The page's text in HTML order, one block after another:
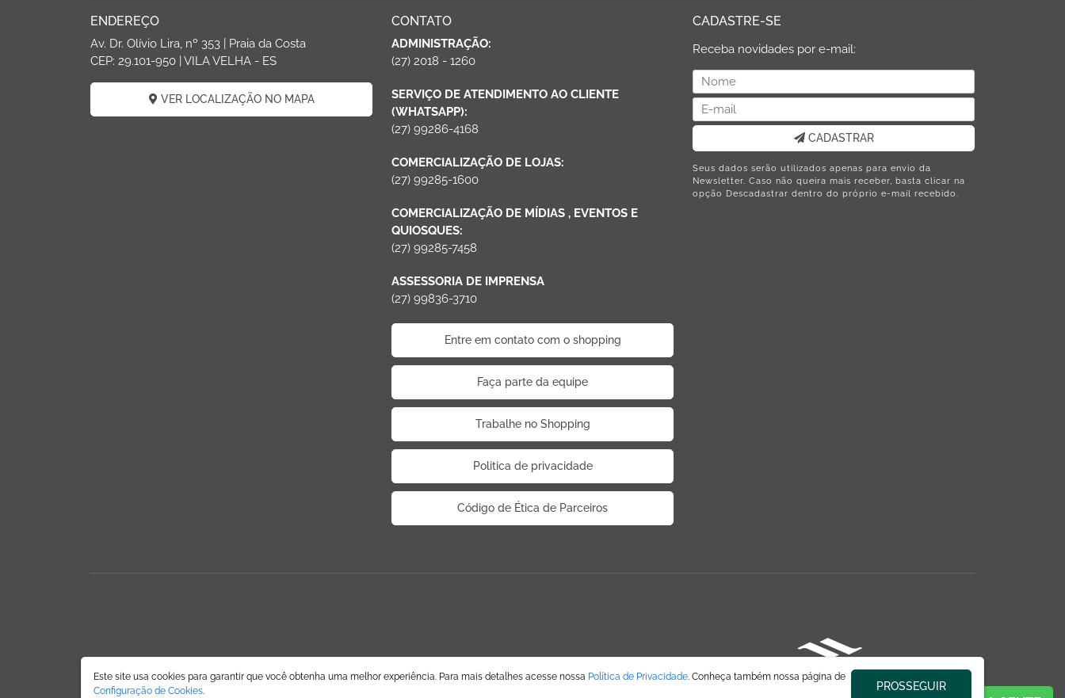
Este site usa cookies para garantir que você obtenha uma melhor experiência. Para mais detalhes acesse nossa Política de Privacidade. Conheça também nossa página de
Configuração de Cookies. PROSSEGUIR
ENDEREÇO
Av. Dr. Olívio Lira, nº 353 | Praia da Costa
CEP: 29.101-950 | VILA VELHA - ES
VER LOCALIZAÇÃO NO MAPA
CONTATO
ADMINISTRAÇÃO:
(27) 2018 - 1260
SERVIÇO DE ATENDIMENTO AO CLIENTE
(WHATSAPP):
(27) 99286-4168
COMERCIALIZAÇÃO DE LOJAS:
(27) 99285-1600
COMERCIALIZAÇÃO DE MÍDIAS , EVENTOS E
QUIOSQUES:
(27) 99285-7458
ASSESSORIA DE IMPRENSA
(27) 99836-3710
Entre em contato com o shopping
Faça parte da equipe
Trabalhe no Shopping
Politica de privacidade
Código de Ética de Parceiros
CADASTRE-SE
Receba novidades por e-mail:
CADASTRAR
Seus dados serão utilizados apenas para envio da
Newsletter. Caso não queira mais receber, basta clicar na
opção Descadastrar dentro do próprio e-mail recebido.
ÁREA DO LOJISTA